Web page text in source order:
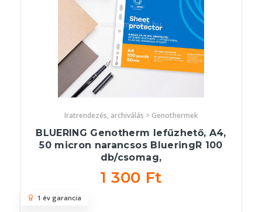
Iratrendezés, archiválás > Genothermek
BLUERING Genotherm lefűzhető, A4,
50 micron narancsos BlueringR 100
db/csomag,
1 300 Ft
1 év garancia